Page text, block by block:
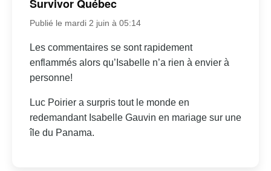
Survivor Québec
Publié le mardi 2 juin à 05:14
Les commentaires se sont rapidement
enflammés alors qu’Isabelle n’a rien à envier à
personne!
Luc Poirier a surpris tout le monde en
redemandant Isabelle Gauvin en mariage sur une
île du Panama.